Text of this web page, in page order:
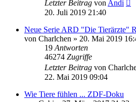
Letzter Beitrag von Andi
20. Juli 2019 21:40
Neue Serie ARD "Die Tierärzte"
von Charlchen » 20. Mai 2019
19 Antworten
46274 Zugriffe
Letzter Beitrag von
22. Mai 2019 09:04
Wie Tiere fühlen ... ZDF-Doku